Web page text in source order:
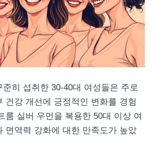
히 섭취한 30-40대 여성들은 주로
건강 개선에 긍정적인 변화를 경험
룸 실버 우먼을 복용한 50대 이상 여
면역력 강화에 대한 만족도가 높았